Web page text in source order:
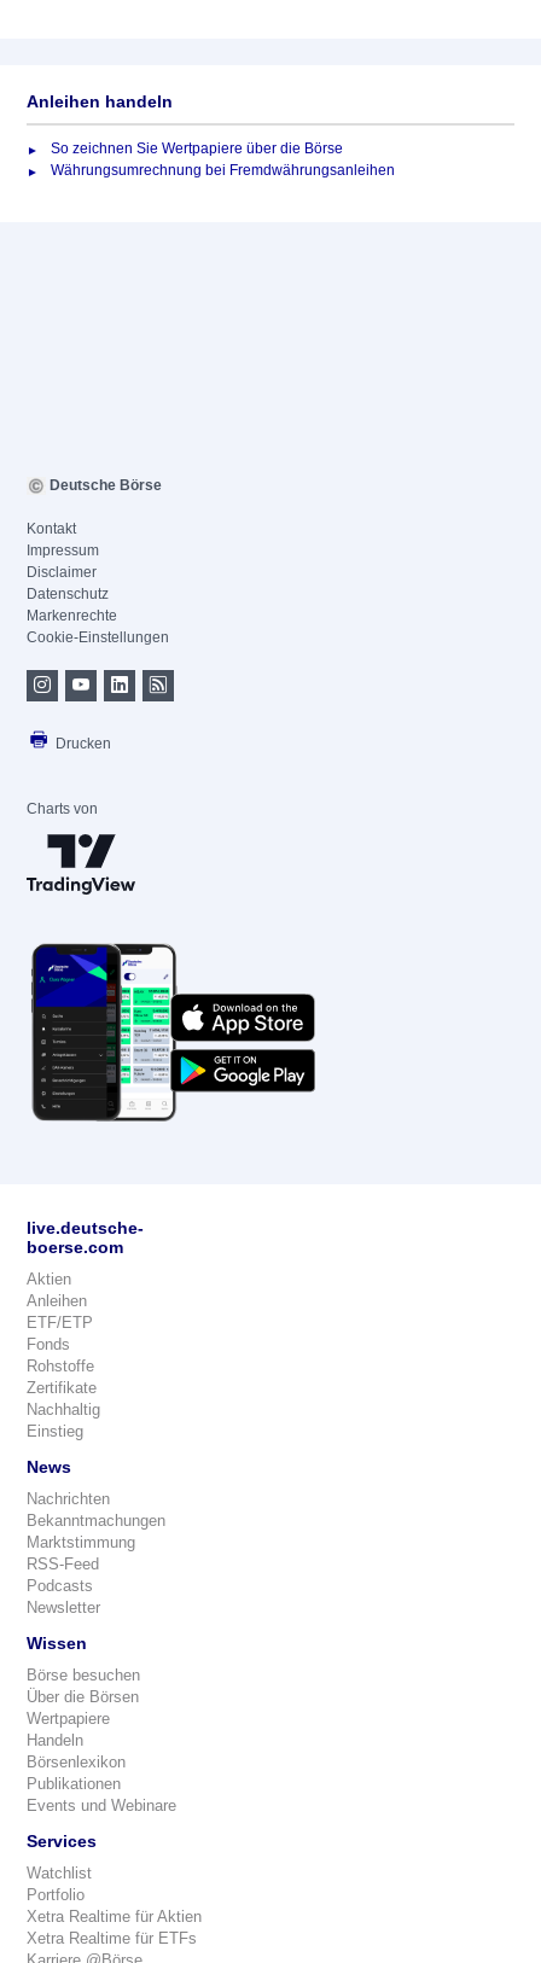
Anleihen handeln
So zeichnen Sie Wertpapiere über die Börse
Währungsumrechnung bei Fremdwährungsanleihen
Deutsche Börse
Kontakt
Impressum
Disclaimer
Datenschutz
Markenrechte
Cookie-Einstellungen
Drucken
Charts von
live.deutsche-
boerse.com
Aktien
Anleihen
ETF/ETP
Fonds
Rohstoffe
Zertifikate
Nachhaltig
Einstieg
News
Nachrichten
Bekanntmachungen
Marktstimmung
RSS-Feed
Podcasts
Newsletter
Wissen
Börse besuchen
Über die Börsen
Wertpapiere
Handeln
Börsenlexikon
Publikationen
Events und Webinare
Services
Watchlist
Portfolio
Xetra Realtime für Aktien
Xetra Realtime für ETFs